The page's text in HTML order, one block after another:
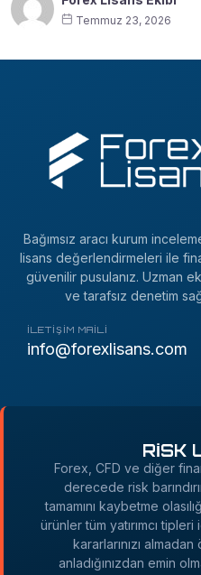
Temmuz 23, 2026
Bağımsız aracı kurum
lisans değerlendirmeleri ile
güvenilir pusulanız. Uzman
ve tarafsız denetim
İLETIŞIM MAILI
info@forexlisans.com
RİSK
Forex, CFD ve diğer
derecede risk
tamamını kaybetme
ürünler tüm yatırımcı tipleri
kararlarınızı
anladığınızdan emin